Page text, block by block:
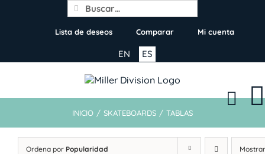
Search
for:
Lista de deseos Comparar Mi cuenta
ES
EN
INICIO / SKATEBOARDS / TABLAS
Ordena por Popularidad